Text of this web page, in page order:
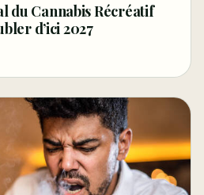
du Cannabis Récréatif
d’ici 2027